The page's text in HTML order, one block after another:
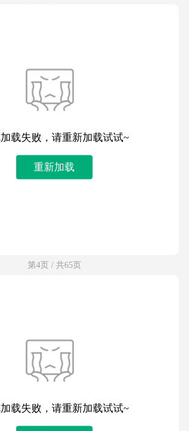
载失败，请重新加载试试~
重新加载
第4页 / 共65页
载失败，请重新加载试试~